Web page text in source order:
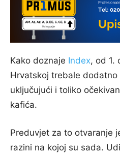
Kako doznaje Index, od 1.
Hrvatskoj trebale dodatno
uključujući i toliko
kafića.
Preduvjet za to otvaranje
razini na kojoj su sada.